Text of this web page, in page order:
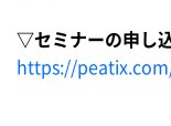
▽セミナーの申し
https://